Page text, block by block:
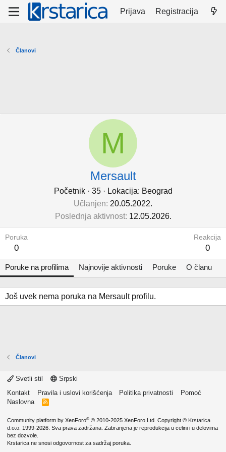
Prijava Registracija
Članovi
M
Mersault
Početnik · 35 · Lokacija: Beograd
Učlanjen 20.05.2022.
Poslednja aktivnost 12.05.2026.
Poruka
0
Reakcija
0
Poruke na profilima Najnovije aktivnosti Poruke O članu
Još uvek nema poruka na Mersault profilu.
Članovi
Svetli stil
Srpski
Kontakt
Pravila i uslovi korišćenja Politika privatnosti
Pomoć
Naslovna
R
Community platform by XenForo® © 2010-2025 XenForo Ltd. Copyright © Krstarica
d.o.o. 1999-2026. Sva prava zadržana. Zabranjena je reprodukcija u celini i u delovima
bez dozvole.
Krstarica ne snosi odgovornost za sadržaj poruka.